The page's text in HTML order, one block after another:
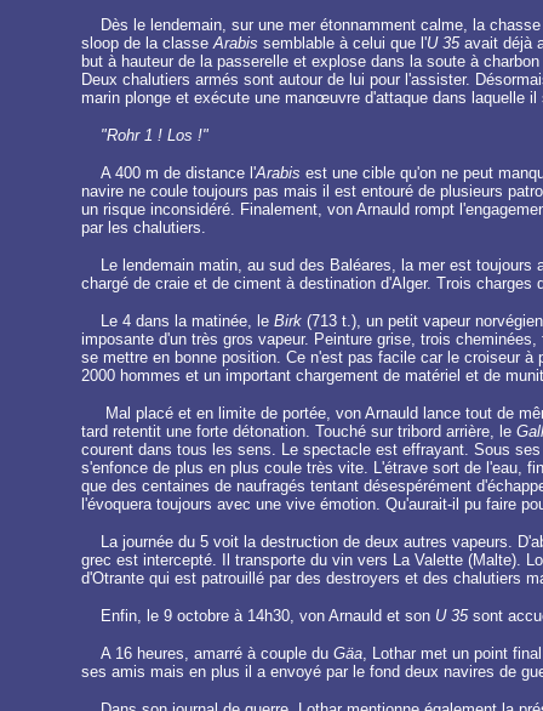
Dès le lendemain, sur une mer étonnamment calme, la
sloop de la classeArabis semblable à celui que l'U 35avait déjà
but à hauteur de la passerelle et explose dans la soute à
Deux chalutiers armés sont autour de lui pour l'assister.
marin plonge et exécute une manœuvre d'attaque dans laquelle
"Rohr 1 ! Los !"
A 400 m de distance l'Arabis est une cible qu'on ne peut
navire ne coule toujours pas mais il est entouré de plusieurs
un risque inconsidéré. Finalement, von Arnauld rompt
par les chalutiers.
Le lendemain matin, au sud des Baléares, la mer est
chargé de craie et de ciment à destination d'Alger. Trois
Le 4 dans la matinée, le Birk(713 t.), un petit vapeur
imposante d'un très gros vapeur. Peinture grise, trois
se mettre en bonne position. Ce n'est pas facile car le croiseur
2000 hommes et un important chargement de matériel et de
Mal placé et en limite de portée, von Arnauld lance tout de
tard retentit une forte détonation. Touché sur tribord arrière, le
courent dans tous les sens. Le spectacle est effrayant. Sous
s'enfonce de plus en plus coule très vite. L'étrave sort de l'eau,
que des centaines de naufragés tentant désespérément
l'évoquera toujours avec une vive émotion. Qu'aurait-il pu faire
La journée du 5 voit la destruction de deux autres vapeurs.
grec est intercepté. Il transporte du vin vers La Valette (Malte).
d'Otrante qui est patrouillé par des destroyers et des chalutiers
Enfin, le 9 octobre à 14h30, von Arnauld et son U 35sont
A 16 heures, amarré à couple du Gäa, Lothar met un point
ses amis mais en plus il a envoyé par le fond deux navires de